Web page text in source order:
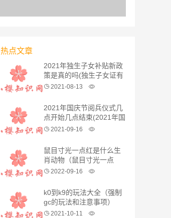
热点文章
2021年独生子女补贴新政
策是真的吗(独生子女证有
有效期吗)
2021-08-13
2021年国庆节阅兵仪式几
点开始几点结束(2021年国
庆节还有阅兵吗)
2021-09-16
鼠目寸光一点红是什么生
肖动物（鼠目寸光一点
红）指什么生肖，紧密
2022-09-16
k0到k9的玩法大全（强制
gc的玩法和注意事项）
2021-10-11